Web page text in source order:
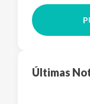
Últimas